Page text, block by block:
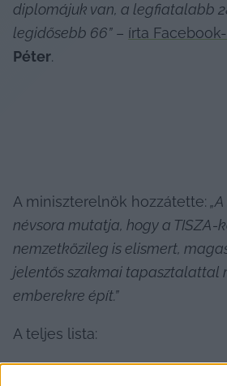
diplomájuk van, a legfiatalabb
legidősebb 66” – írta
Péter.
A miniszterelnök hozzátette:
névsora mutatja, hogy a TISZA-
nemzetközileg is elismert,
jelentős szakmai tapasztalattal
emberekre épít.”
A teljes lista: